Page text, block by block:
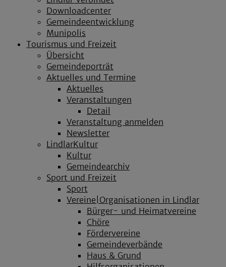
Downloadcenter
Gemeindeentwicklung
Munipolis
Tourismus und Freizeit
Übersicht
Gemeindeporträt
Aktuelles und Termine
Aktuelles
Veranstaltungen
Detail
Veranstaltung anmelden
Newsletter
LindlarKultur
Kultur
Gemeindearchiv
Sport und Freizeit
Sport
Vereine|Organisationen in Lindlar
Bürger- und Heimatvereine
Chöre
Fördervereine
Gemeindeverbände
Haus & Grund